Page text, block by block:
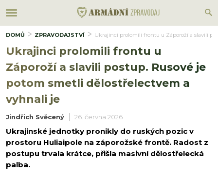
DOMŮ ZPRAVODAJSTVÍ Ukrajinci prolomili frontu u Záporoží a slavili
Ukrajinci prolomili frontu u
Záporoží a slavili postup. Rusové je
potom smetli dělostřelectvem a
vyhnali je
Jindřich Svěcený 26. června 2026
Ukrajinské jednotky pronikly do ruských pozic v
prostoru Huliaipole na záporožské frontě. Radost z
postupu trvala krátce, přišla masivní dělostřelecká
palba.